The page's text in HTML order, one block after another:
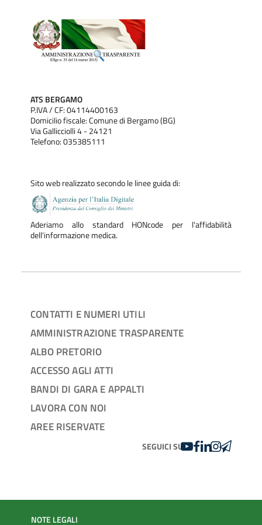
ATS BERGAMO
P.IVA / CF: 04114400163
Domicilio fiscale: Comune di Bergamo (BG)
Via Gallicciolli 4 - 24121
Telefono: 035385111
Sito web realizzato secondo le linee guida di:
Aderiamo allo standard HONcode per l'affidabilità
dell'informazione medica.
CONTATTI E NUMERI UTILI
AMMINISTRAZIONE TRASPARENTE
ALBO PRETORIO
ACCESSO AGLI ATTI
BANDI DI GARA E APPALTI
LAVORA CON NOI
AREE RISERVATE
SEGUICI SUYOUTUBE
FACEBOOK
LINKEDIN
INSTAGRAM
NOTE LEGALI